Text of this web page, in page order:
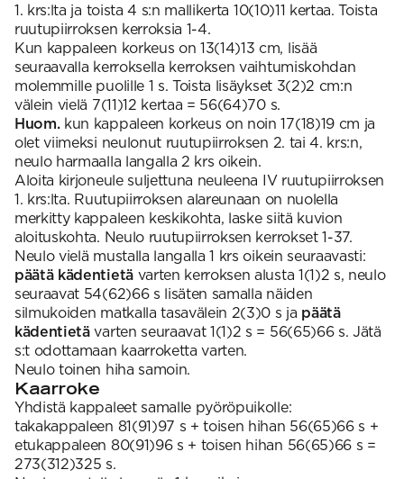
1. krs:lta ja toista 4 s:n mallikerta 10(10)11 kertaa. Toista
ruutupiirroksen kerroksia 1-4.
Kun kappaleen korkeus on 13(14)13 cm, lisää
seuraavalla kerroksella kerroksen vaihtumiskohdan
molemmille puolille 1 s. Toista lisäykset 3(2)2 cm:n
välein vielä 7(11)12 kertaa = 56(64)70 s.
Huom.kun kappaleen korkeus on noin 17(18)19 cm ja
olet viimeksi neulonut ruutupiirroksen 2. tai 4. krs:n,
neulo harmaalla langalla 2 krs oikein.
Aloita kirjoneule suljettuna neuleena IV ruutupiirroksen
1. krs:lta. Ruutupiirroksen alareunaan on nuolella
merkitty kappaleen keskikohta, laske siitä kuvion
aloituskohta. Neulo ruutupiirroksen kerrokset 1-37.
Neulo vielä mustalla langalla 1 krs oikein seuraavasti:
päätä kädentietävarten kerroksen alusta 1(1)2 s, neulo
seuraavat 54(62)66 s lisäten samalla näiden
silmukoiden matkalla tasavälein 2(3)0 s ja päätä
kädentietävarten seuraavat 1(1)2 s = 56(65)66 s. Jätä
s:t odottamaan kaarroketta varten.
Neulo toinen hiha samoin.
Kaarroke
Yhdistä kappaleet samalle pyöröpuikolle:
takakappaleen 81(91)97 s + toisen hihan 56(65)66 s +
etukappaleen 80(91)96 s + toisen hihan 56(65)66 s =
273(312)325 s.